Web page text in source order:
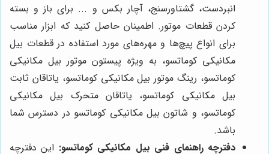
انبردست، گشتاورسنج، آچار بکس و ... برای باز و بسته
کردن قطعات موتور. اطمینان حاصل کنید که ابزار مناسب
برای انواع پیچ‌ها و مهره‌های مورد استفاده در قطعات بیل
مکانیکی کوماتسو، به ویژه پیستون موتور بیل مکانیکی
کوماتسو، رینگ موتور بیل مکانیکی کوماتسو، یاتاقان ثابت
بیل مکانیکی کوماتسو، یاتاقان متحرک بیل مکانیکی
کوماتسو، و شاتون بیل مکانیکی کوماتسو در دسترس شما
باشد.
دفترچه راهنمای فنی بیل مکانیکی کوماتسو: این دفترچه